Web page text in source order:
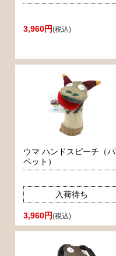
3,960円(税込)
ウマ ハンドスピーチ（パ
ペット）
入荷待ち
3,960円(税込)